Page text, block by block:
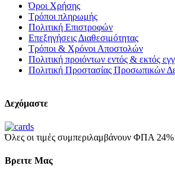
Όροι Χρήσης
Τρόποι πληρωμής
Πολιτική Επιστροφών
Επεξηγήσεις Διαθεσιμότητας
Τρόποι & Χρόνοι Αποστολών
Πολιτική προιόντων εντός & εκτός
Πολιτική Προστασίας Προσωπικών
Δεχόμαστε
Όλες οι τιμές συμπεριλαμβάνουν ΦΠΑ 24%
Βρειτε Μας